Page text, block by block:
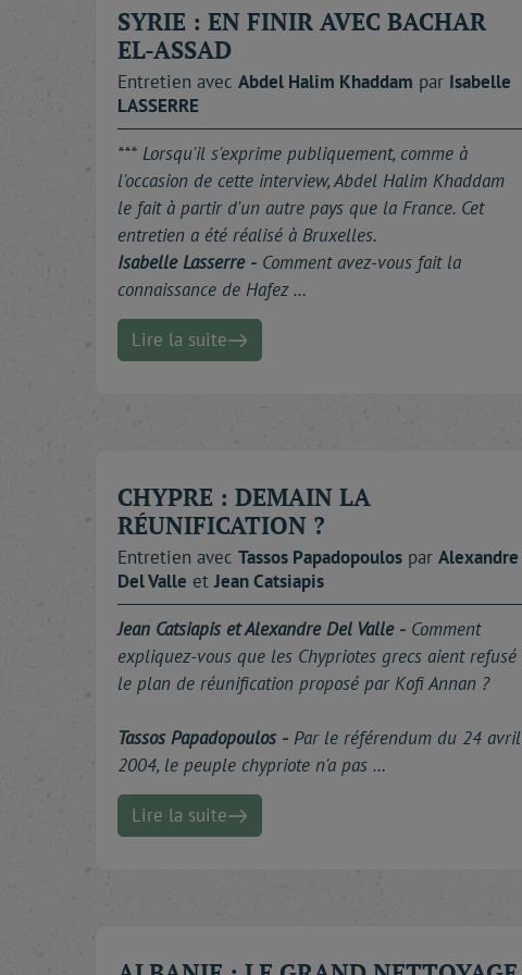
SYRIE : EN FINIR AVEC BACHAR
EL-ASSAD
Entretien avec Abdel Halim Khaddam par Isabelle
LASSERRE
*** Lorsqu'il s'exprime publiquement, comme à
l'occasion de cette interview, Abdel Halim Khaddam
le fait à partir d'un autre pays que la France. Cet
entretien a été réalisé à Bruxelles.
Isabelle Lasserre - Comment avez-vous fait la
connaissance de Hafez …
Lire la suite
CHYPRE : DEMAIN LA
RÉUNIFICATION ?
Entretien avec Tassos Papadopoulos par Alexandre
Del Valle etJeanCatsiapis
Jean Catsiapis et Alexandre Del Valle - Comment
expliquez-vous que les Chypriotes grecs aient refusé
le plan de réunification proposé par Kofi Annan ?
Tassos Papadopoulos - Par le référendum du 24 avril
2004, le peuple chypriote n'a pas …
Lire la suite